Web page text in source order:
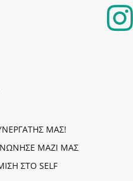
ΜΑΣ!
ΜΑΖΙ ΜΑΣ
ΣΤΟ SELF